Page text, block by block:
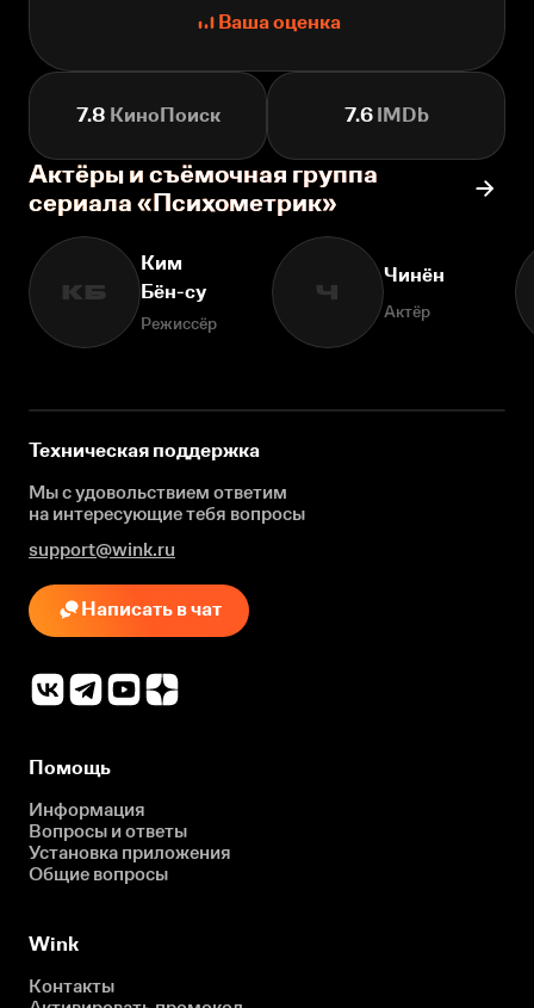
Ваша оценка
7.8 КиноПоиск 7.6IMDb
Актёры и съёмочная группа
сериала «Психометрик»
КБ
Ким
Бён-су
Режиссёр
Ч
Чинён
Актёр
Техническая поддержка
Мы с удовольствием ответим
на интересующиетебя вопросы
support@wink.ru
Написать в чат
Помощь
Информация
Вопросы и ответы
Установка приложения
Общие вопросы
Wink
Контакты